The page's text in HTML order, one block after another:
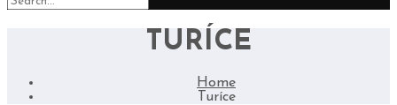
TURÍCE
Home
Turíce